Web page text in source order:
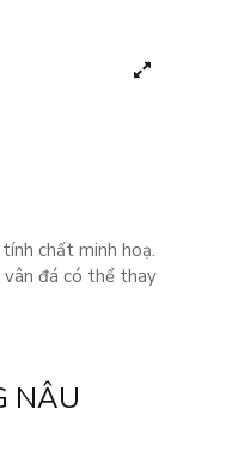
chất minh hoạ.
vân đá có thể thay
NÂU